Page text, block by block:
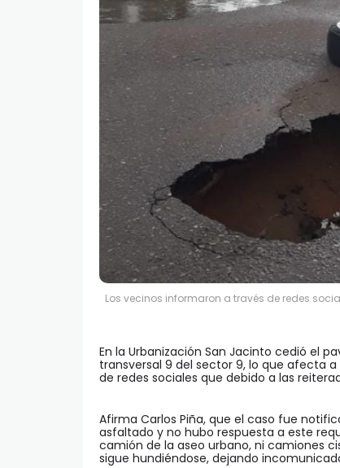
Los vecinos informaron a través de redes
En la Urbanización San Jacinto cedió el
transversal 9 del sector 9, lo que afecta
de redes sociales que debido a las
Afirma Carlos Piña, que el caso fue
asfaltado y no hubo respuesta a este
camión de la aseo urbano, ni camiones
sigue hundiéndose, dejando